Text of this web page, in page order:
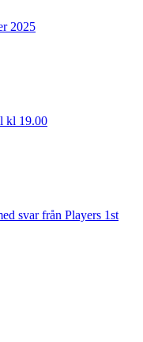
2025
kl 19.00
svar från Players 1st